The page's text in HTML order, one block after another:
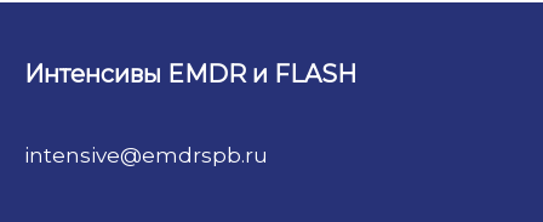
intensive@emdrspb.ru
Интенсивы EMDR и FLASH